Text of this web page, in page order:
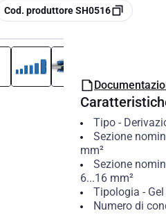
Cod. produttore SH0516
Tipo-
Sezione
mm²
Sezione
6...16 mm²
Tipologia - Gel
Numero di